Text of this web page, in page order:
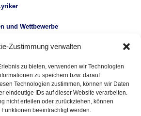
Zustimmung verwalten
zu bieten, verwenden wir Technologien
zu speichern bzw. darauf
Technologien zustimmen, können wir Daten
eindeutige IDs auf dieser Website verarbeiten.
nicht erteilen oder zurückziehen, können
beeinträchtigt werden.
und Wettbewerbe
BLOG